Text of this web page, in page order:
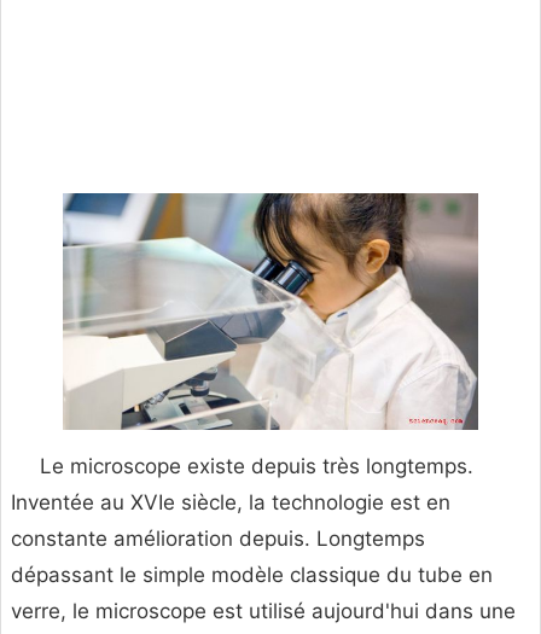
Le microscope existe depuis très longtemps.
Inventée au XVIe siècle, la technologie est en
constante amélioration depuis. Longtemps
dépassant le simple modèle classique du tube en
verre, le microscope est utilisé aujourd'hui dans une